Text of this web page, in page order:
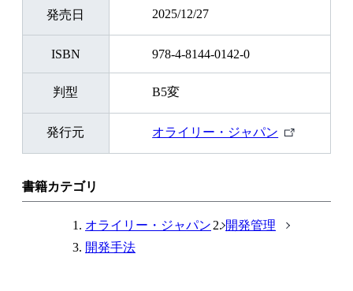
発売日 2025/12/27
ISBN 978-4-8144-0142-0
判型 B5変
発行元 オライリー・ジャパン
外
書籍カテゴリ
オライリー・ジャパン
開発管理
開発手法